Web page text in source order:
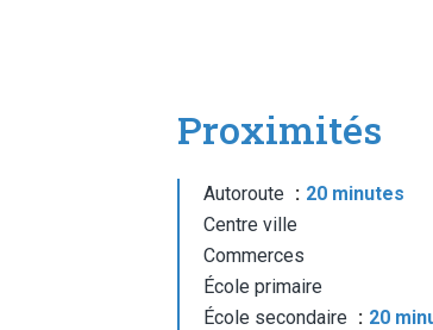
Proximités
Autoroute
20 minutes
Centre ville
Commerces
École primaire
École secondaire
20